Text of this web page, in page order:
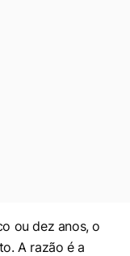
ou dez anos, o
A razão é a